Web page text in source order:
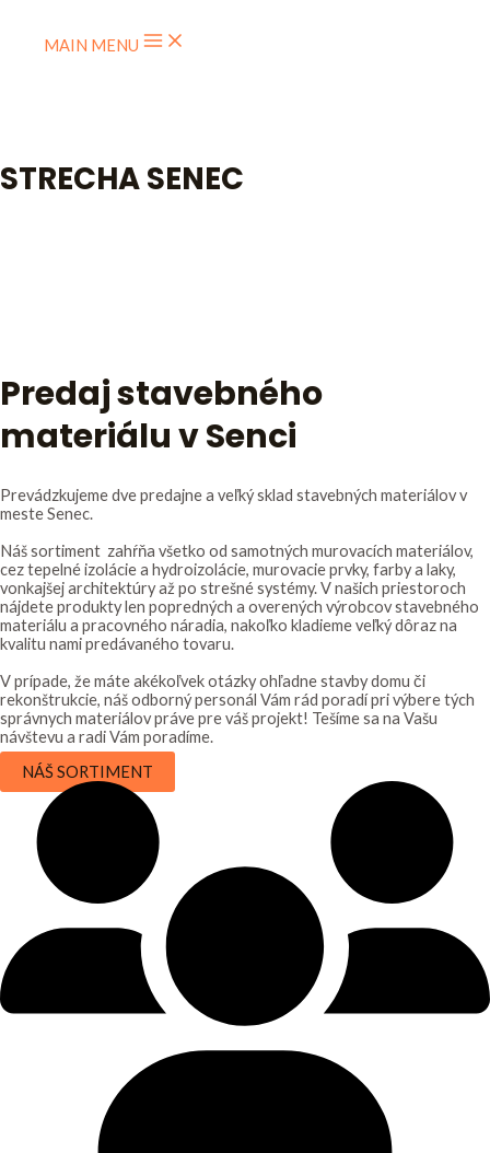
MAIN MENU
STRECHA SENEC
Predaj stavebného
materiálu v Senci
Prevádzkujeme dve predajne a veľký sklad stavebných materiálov v
meste Senec.
Náš sortiment zahŕňa všetko od samotných murovacích materiálov,
cez tepelné izolácie a hydroizolácie, murovacie prvky, farby a laky,
vonkajšej architektúry až po strešné systémy. V našich priestoroch
nájdete produkty len popredných a overených výrobcov stavebného
materiálu a pracovného náradia, nakoľko kladieme veľký dôraz na
kvalitu nami predávaného tovaru.
V prípade, že máte akékoľvek otázky ohľadne stavby domu či
rekonštrukcie, náš odborný personál Vám rád poradí pri výbere tých
správnych materiálov práve pre váš projekt! Tešíme sa na Vašu
návštevu a radi Vám poradíme.
NÁŠ SORTIMENT